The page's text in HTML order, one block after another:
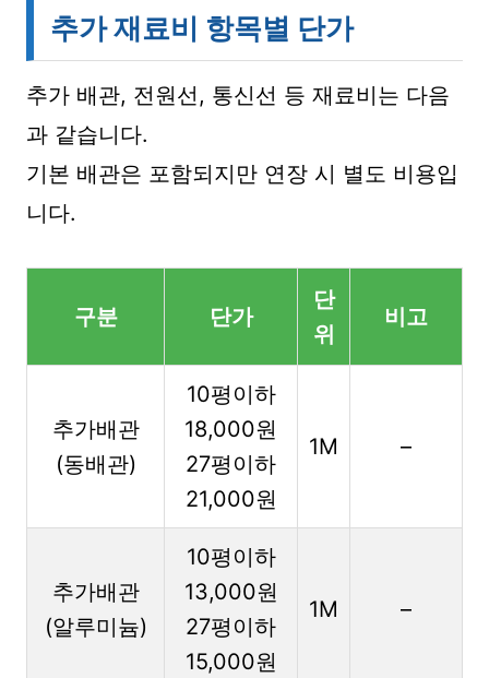
추가 재료비 항목별 단가
추가 배관, 전원선, 통신선 등 재료비는 다음
과 같습니다.
기본 배관은 포함되지만 연장 시 별도 비용입
니다.
구분 단가
단
위
비고
추가배관
(동배관)
10평이하
18,000원
27평이하
21,000원
1M –
추가배관
(알루미늄)
10평이하
13,000원
27평이하
15,000원
1M –